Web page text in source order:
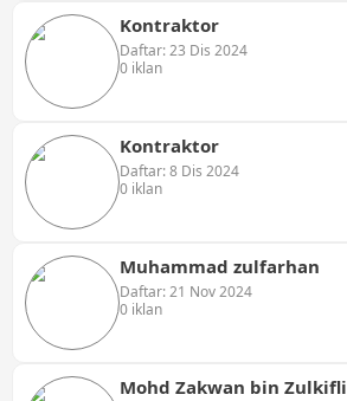
Kontraktor
Daftar: 23 Dis 2024
0 iklan
Kontraktor
Daftar: 8 Dis 2024
0 iklan
Muhammad zulfarhan
Daftar: 21 Nov 2024
0 iklan
Mohd Zakwan bin Zulkifli